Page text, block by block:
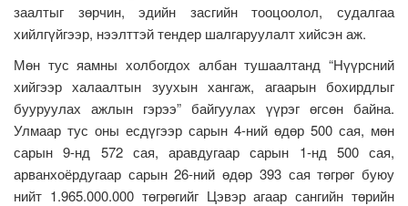
заалтыг зөрчин, эдийн засгийн тооцоолол, судалгаа
хийлгүйгээр, нээлттэй тендер шалгаруулалт хийсэн аж.
Мөн тус яамны холбогдох албан тушаалтанд “Нүүрсний
хийгээр халаалтын зуухын хангаж, агаарын бохирдлыг
бууруулах ажлын гэрээ” байгуулах үүрэг өгсөн байна.
Улмаар тус оны есдүгээр сарын 4-ний өдөр 500 сая, мөн
сарын 9-нд 572 сая, аравдугаар сарын 1-нд 500 сая,
арванхоёрдугаар сарын 26-ний өдөр 393 сая төгрөг буюу
нийт 1.965.000.000 төгрөгийг Цэвэр агаар сангийн төрийн